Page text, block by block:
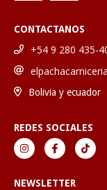
CONTACTANOS
+54 9 280 435-
Bolivia y ecuador
REDES SOCIALES
NEWSLETTER